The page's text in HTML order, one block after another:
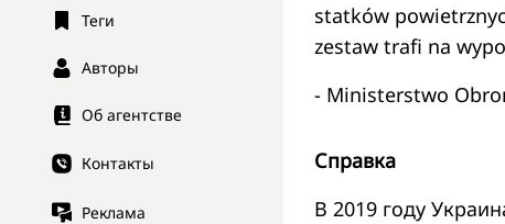
Теги
Авторы
Об агентстве
Контакты
Реклама
statków
zestaw trafi na
- Ministerstwo
Справка
В 2019 году